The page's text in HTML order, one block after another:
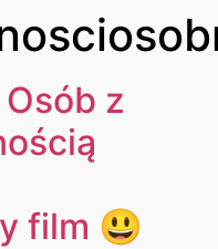
z
film 😃